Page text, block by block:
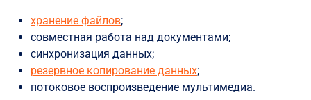
хранение файлов;
совместная работа над документами;
синхронизация данных;
резервное копирование данных;
потоковое воспроизведение мультимедиа.